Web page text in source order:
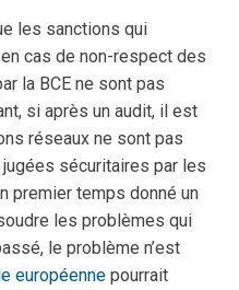
les sanctions qui
cas de non-respect des
la BCE ne sont pas
si après un audit, il est
réseaux ne sont pas
sécuritaires par les
premier temps donné un
les problèmes qui
le problème n’est
européenne pourrait